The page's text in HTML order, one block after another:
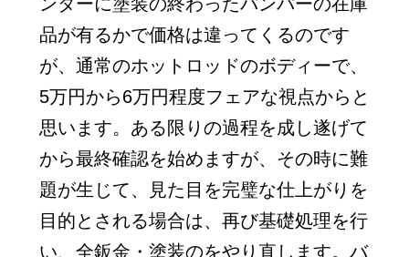
品が有るかで価格は違ってくるのです
が、通常のホットロッドのボディーで、
5万円から6万円程度フェアな視点からと
思います。ある限りの過程を成し遂げて
から最終確認を始めますが、その時に難
題が生じて、見た目を完璧な仕上がりを
目的とされる場合は、再び基礎処理を行
い、全鈑金・塗装のをやり直します。バ